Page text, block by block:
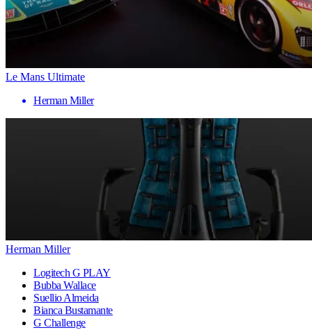
Le Mans Ultimate
Herman Miller
Herman Miller
Logitech G PLAY
Bubba Wallace
Suellio Almeida
Bianca Bustamante
G Challenge